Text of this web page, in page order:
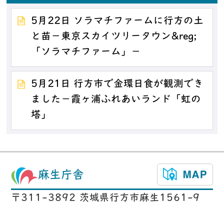
5月22日 ソラマチファームに行方の土
と苗－東京スカイツリータウン&reg;
「ソラマチファーム」－
5月21日 行方市で金環日食が観測でき
ました－霞ヶ浦ふれあいランド「虹の
塔」
麻生庁舎
〒311-3892 茨城県行方市麻生1561-9